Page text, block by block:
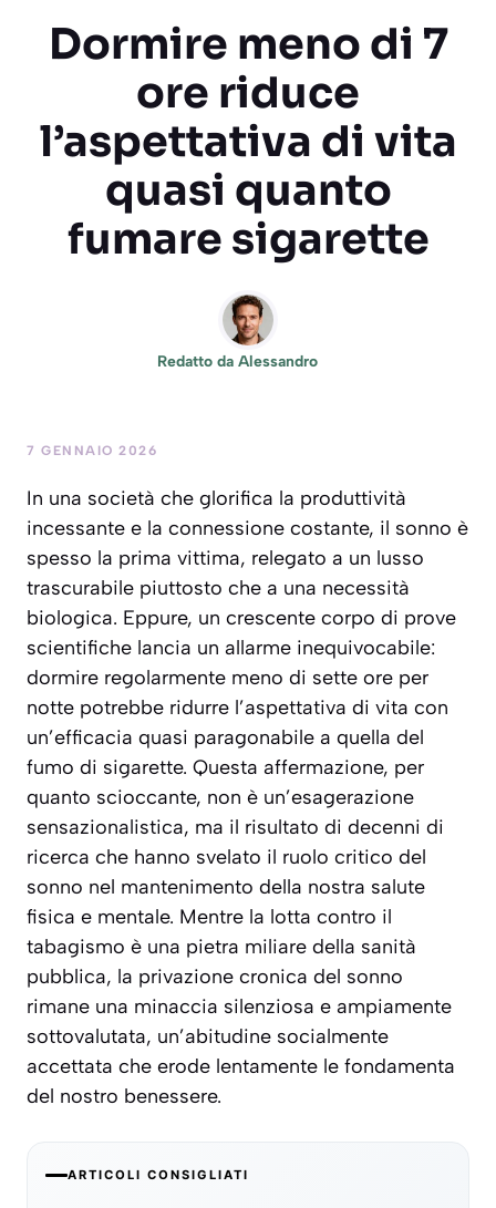
Dormire meno di 7
ore riduce
l’aspettativa di vita
quasi quanto
fumare sigarette
Redatto da Alessandro
7 GENNAIO 2026
In una società che glorifica la produttività
incessante e la connessione costante, il sonno è
spesso la prima vittima, relegato a un lusso
trascurabile piuttosto che a una necessità
biologica. Eppure, un crescente corpo di prove
scientifiche lancia un allarme inequivocabile:
dormire regolarmente meno di sette ore per
notte potrebbe ridurre l’aspettativa di vita con
un’efficacia quasi paragonabile a quella del
fumo di sigarette. Questa affermazione, per
quanto scioccante, non è un’esagerazione
sensazionalistica, ma il risultato di decenni di
ricerca che hanno svelato il ruolo critico del
sonno nel mantenimento della nostra salute
fisica e mentale. Mentre la lotta contro il
tabagismo è una pietra miliare della sanità
pubblica, la privazione cronica del sonno
rimane una minaccia silenziosa e ampiamente
sottovalutata, un’abitudine socialmente
accettata che erode lentamente le fondamenta
del nostro benessere.
ARTICOLI CONSIGLIATI